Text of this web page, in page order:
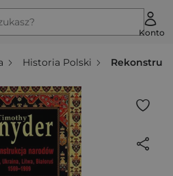
Konto
Historia Polski